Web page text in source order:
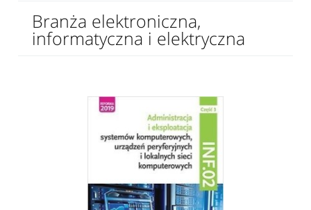
Branża elektroniczna,
informatyczna i elektryczna